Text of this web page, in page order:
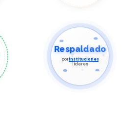
Respaldado
porinstituciones
líderes